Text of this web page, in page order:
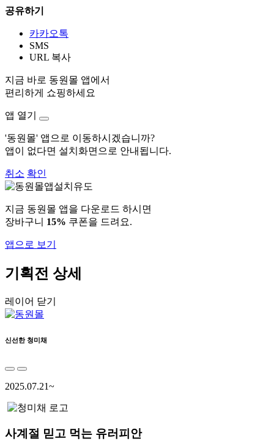
공유하기
카카오톡
SMS
URL 복사
지금 바로 동원몰 앱에서
편리하게 쇼핑하세요
앱 열기
'동원몰' 앱으로 이동하시겠습니까?
앱이 없다면 설치화면으로 안내됩니다.
취소 확인
지금 동원몰 앱을 다운로드 하시면
장바구니 15% 쿠폰을 드려요.
앱으로 보기
기획전 상세
레이어 닫기
신선한 청미채
2025.07.21~
사계절 믿고 먹는 유러피안